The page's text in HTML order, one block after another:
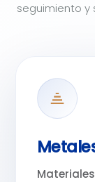
seguimiento y